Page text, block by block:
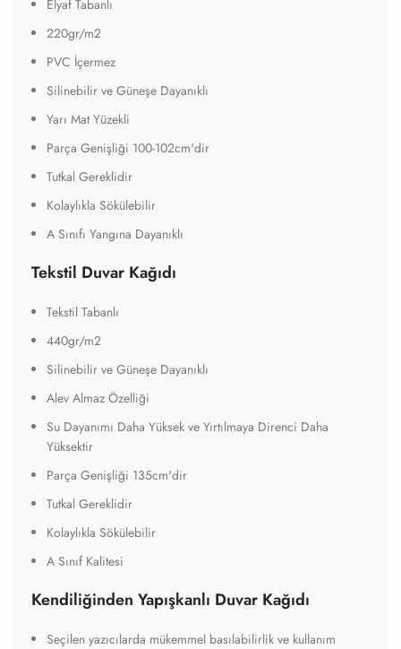
Elyaf Tabanlı
220gr/m2
PVC İçermez
Silinebilir ve Güneşe Dayanıklı
Yarı Mat Yüzekli
Parça Genişliği 100-102cm'dir
Tutkal Gereklidir
Kolaylıkla Sökülebilir
A Sınıfı Yangına Dayanıklı
Tekstil Duvar Kağıdı
Tekstil Tabanlı
440gr/m2
Silinebilir ve Güneşe Dayanıklı
Alev Almaz Özelliği
Su Dayanımı Daha Yüksek ve Yırtılmaya Direnci Daha
Yüksektir
Parça Genişliği 135cm'dir
Tutkal Gereklidir
Kolaylıkla Sökülebilir
A Sınıf Kalitesi
Kendiliğinden Yapışkanlı Duvar Kağıdı
Seçilen yazıcılarda mükemmel basılabilirlik ve kullanım